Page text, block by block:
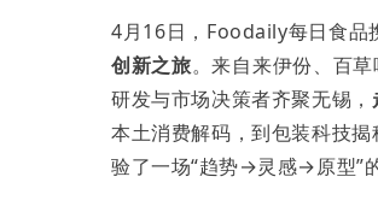
4月16日，Foodaily每日食品
创新之旅。来自来伊份、百
研发与市场决策者齐聚无锡，
本土消费解码，到包装科技
验了一场“趋势→灵感→原型”